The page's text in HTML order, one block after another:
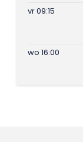
vr 09:15
wo 16:00